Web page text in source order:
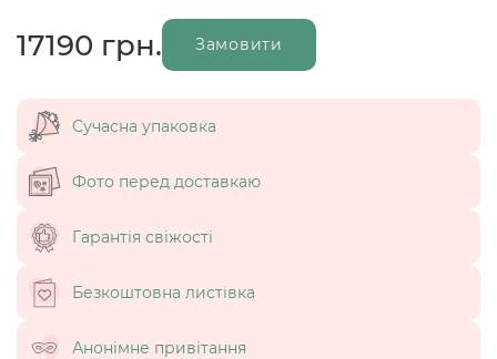
17190 грн. Замовити
Сучасна упаковка
Фото перед доставкаю
Гарантія свіжості
Безкоштовна листівка
Анонімне привітання